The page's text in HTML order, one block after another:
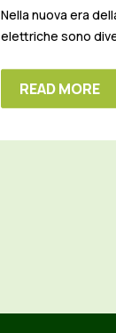
Nella nuova era
elettriche sono
READ MORE